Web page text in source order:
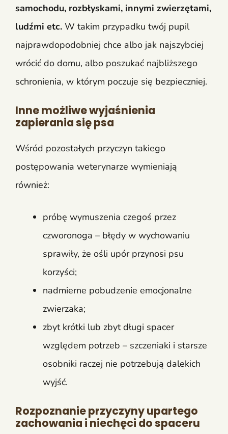
samochodu, rozbłyskami, innymi zwierzętami,
ludźmi etc. W takim przypadku twój pupil
najprawdopodobniej chce albo jak najszybciej
wrócić do domu, albo poszukać najbliższego
schronienia, w którym poczuje się bezpieczniej.
Inne możliwe wyjaśnienia
zapierania się psa
Wśród pozostałych przyczyn takiego
postępowania weterynarze wymieniają
również:
próbę wymuszenia czegoś przez
czworonoga – błędy w wychowaniu
sprawiły, że ośli upór przynosi psu
korzyści;
nadmierne pobudzenie emocjonalne
zwierzaka;
zbyt krótki lub zbyt długi spacer
względem potrzeb – szczeniaki i starsze
osobniki raczej nie potrzebują dalekich
wyjść.
Rozpoznanie przyczyny upartego
zachowania i niechęci do spaceru